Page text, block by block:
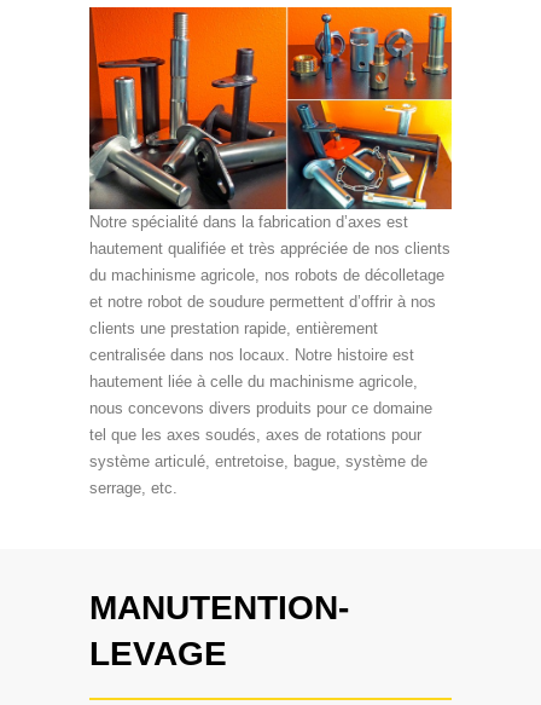
Notre spécialité dans la fabrication d’axes est
hautement qualifiée et très appréciée de nos clients
du machinisme agricole, nos robots de décolletage
et notre robot de soudure permettent d’offrir à nos
clients une prestation rapide, entièrement
centralisée dans nos locaux. Notre histoire est
hautement liée à celle du machinisme agricole,
nous concevons divers produits pour ce domaine
tel que les axes soudés, axes de rotations pour
système articulé, entretoise, bague, système de
serrage, etc.
MANUTENTION-
LEVAGE